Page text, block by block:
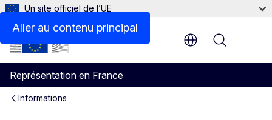
Aller au contenu principal
Un site officiel de l’UE
Représentation en France
Menu
Informations